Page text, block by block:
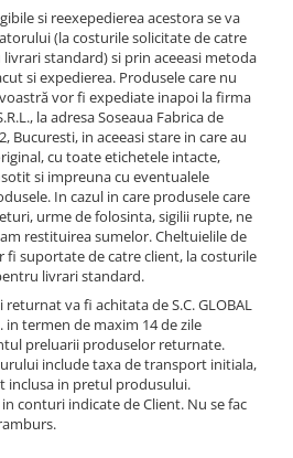
si reexepedierea acestora se va
(la costurile solicitate de catre
standard) si prin aceeasi metoda
si expedierea. Produsele care nu
vor fi expediate inapoi la firma
la adresa Soseaua Fabrica de
Bucuresti, in aceeasi stare in care au
cu toate etichetele intacte,
si impreuna cu eventualele
In cazul in care produsele care
urme de folosinta, sigilii rupte, ne
restituirea sumelor. Cheltuielile de
suportate de catre client, la costurile
livrari standard.
va fi achitata de S.C. GLOBAL
in termen de maxim 14 de zile
preluarii produselor returnate.
include taxa de transport initiala,
inclusa in pretul produsului.
conturi indicate de Client. Nu se fac